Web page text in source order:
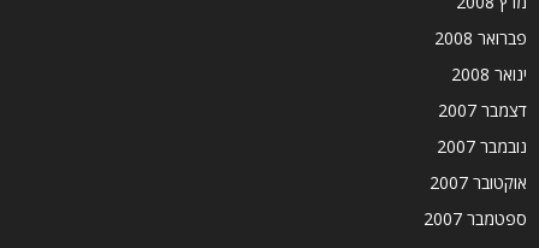
פברואר 2008
ינואר 2008
דצמבר 2007
נובמבר 2007
אוקטובר 2007
ספטמבר 2007